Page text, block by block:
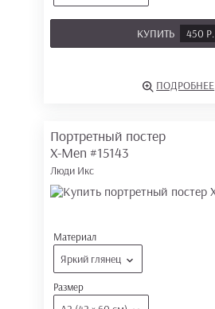
КУПИТЬ 450 Р.
ПОДРОБНЕЕ
Портретный постер
X-Men #15143
Люди Икс
Материал
Яркий глянец
Размер